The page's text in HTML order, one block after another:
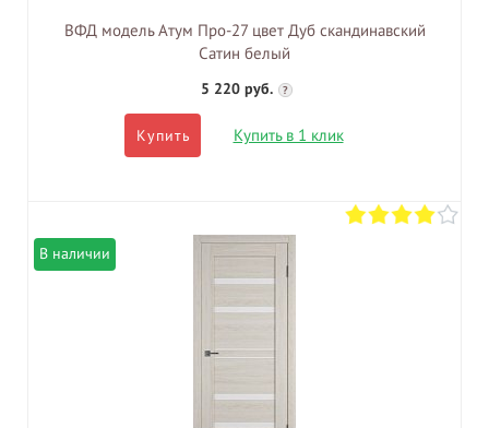
ВФД модель Атум Про-27 цвет Дуб скандинавский
Сатин белый
5 220 руб. ?
Купить Купить в 1 клик
В наличии